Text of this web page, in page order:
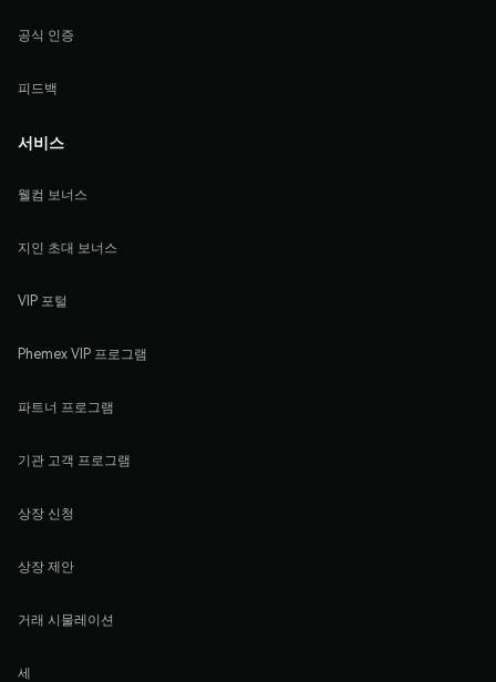
공식 인증
피드백
서비스
웰컴 보너스
지인 초대 보너스
VIP 포털
Phemex VIP 프로그램
파트너 프로그램
기관 고객 프로그램
상장 신청
상장 제안
거래 시물레이션
세